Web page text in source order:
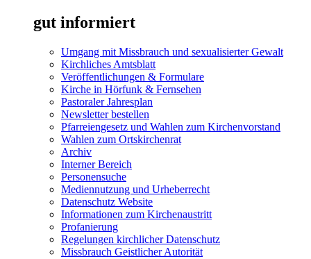
gut informiert
Umgang mit Missbrauch und sexualisierter Gewalt
Kirchliches Amtsblatt
Veröffentlichungen & Formulare
Kirche in Hörfunk & Fernsehen
Pastoraler Jahresplan
Newsletter bestellen
Pfarreiengesetz und Wahlen zum Kirchenvorstand
Wahlen zum Ortskirchenrat
Archiv
Interner Bereich
Personensuche
Mediennutzung und Urheberrecht
Datenschutz Website
Informationen zum Kirchenaustritt
Profanierung
Regelungen kirchlicher Datenschutz
Missbrauch Geistlicher Autorität